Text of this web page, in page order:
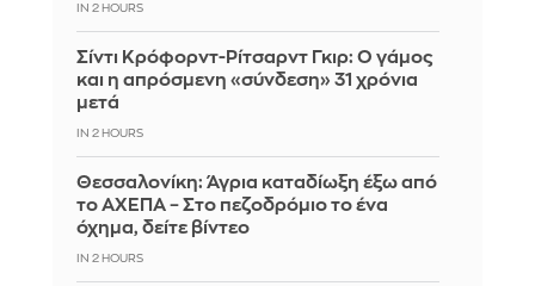
IN 2 HOURS
Σίντι Κρόφορντ-Ρίτσαρντ Γκιρ: Ο γάμος
και η απρόσμενη «σύνδεση» 31 χρόνια
μετά
IN 2 HOURS
Θεσσαλονίκη: Άγρια καταδίωξη έξω από
το ΑΧΕΠΑ – Στο πεζοδρόμιο το ένα
όχημα, δείτε βίντεο
IN 2 HOURS